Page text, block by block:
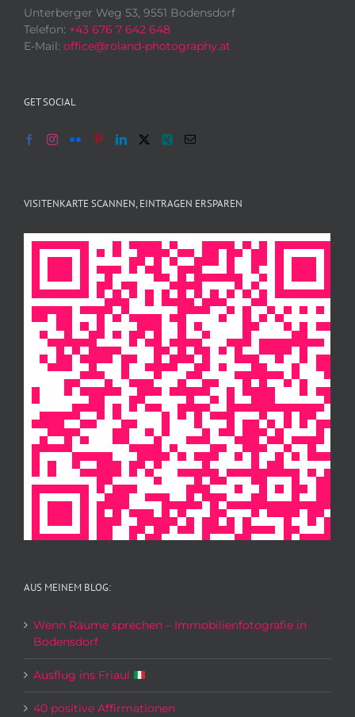
Unterberger Weg 53, 9551 Bodensdorf
Telefon: +43 676 7 642 648
E-Mail: office@roland-photography.at
GET SOCIAL
VISITENKARTE SCANNEN, EINTRAGEN ERSPAREN
AUS MEINEM BLOG:
Wenn Räume sprechen – Immobilienfotografie in
Bodensdorf
Ausflug ins Friaul
40 positive Affirmationen